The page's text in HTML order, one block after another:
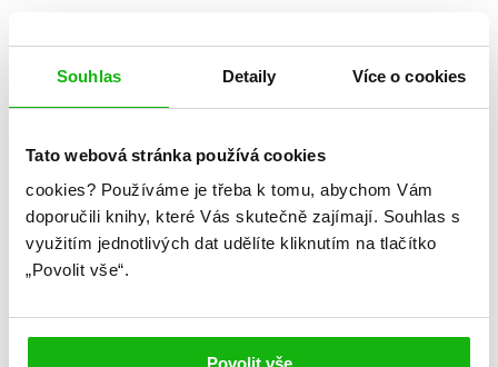
Souhlas Detaily Více o cookies
Tato webová stránka používá cookies
cookies? Používáme je třeba k tomu, abychom Vám
doporučili knihy, které Vás skutečně zajímají. Souhlas s
využitím jednotlivých dat udělíte kliknutím na tlačítko
„Povolit vše“.
Povolit vše
Hmotnost 0,838 kg
Jazyk čeština
Řady Disney
Původní název
Disney 5-minute Sleepy Time